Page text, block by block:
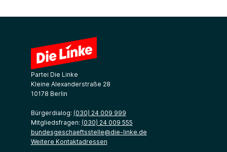
Partei Die Linke
Kleine Alexanderstraße 28
10178 Berlin
Bürgerdialog: (030) 24 009 999
Mitgliedsfragen: (030) 24 009 555
bundesgeschaeftsstelle@die-linke.de
Weitere Kontaktadressen